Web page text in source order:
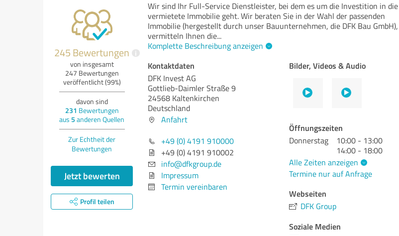
245 Bewertungen i
von insgesamt
247 Bewertungen
veröffentlicht (99%)
davon sind
231 Bewertungen
aus 5 anderen Quellen
Zur Echtheit der
Bewertungen
Jetzt bewerten
Profil teilen
Wir sind Ihr Full-Service Dienstleister, bei dem es um die Investition in die
vermietete Immobilie geht. Wir beraten Sie in der Wahl der passenden
Immobilie (hergestellt durch unser Bauunternehmen, die DFK Bau GmbH),
vermitteln Ihnen die...
Komplette Beschreibung anzeigen
Kontaktdaten
DFK Invest AG
Gottlieb-Daimler Straße 9
24568 Kaltenkirchen
Deutschland
Anfahrt
+49 (0) 4191 910000
+49 (0) 4191 910002
info@dfkgroup.de
Impressum
Termin vereinbaren
Bilder, Videos & Audio
Öffnungszeiten
Donnerstag
10:00 - 13:00
14:00 - 18:00
Alle Zeiten anzeigen
Termine nur auf Anfrage
Webseiten
DFK Group
Soziale Medien